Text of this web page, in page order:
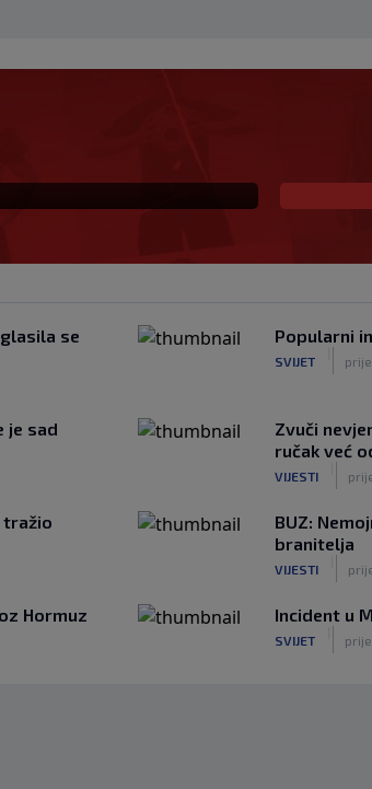
je
se
Popularni
SVIJET
je sad
Zvuči
ručak već
VIJESTI
tražio
BUZ:
branitelja
VIJESTI
Hormuz Incident u
SVIJET